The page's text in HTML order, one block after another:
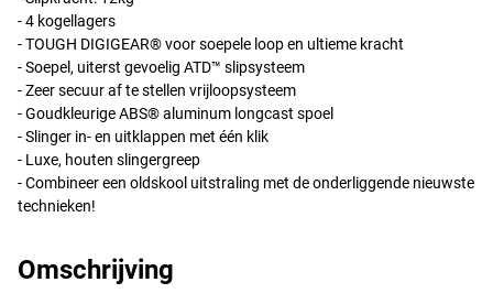
- 4 kogellagers
-TOUGH DIGIGEAR® voor soepele loop en ultieme kracht
- Soepel, uiterst gevoelig ATD™ slipsysteem
- Zeer secuur af te stellen vrijloopsysteem
- Goudkleurige ABS® aluminum longcast spoel
- Slinger in- en uitklappen met één klik
- Luxe, houten slingergreep
- Combineer een oldskool uitstraling met de onderliggende nieuwste
technieken!
Omschrijving